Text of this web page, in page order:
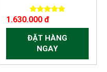
1.630.000 đ
ĐẶT HÀNG
NGAY